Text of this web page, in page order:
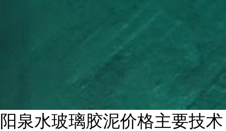
阳泉水玻璃胶泥价格主要技术